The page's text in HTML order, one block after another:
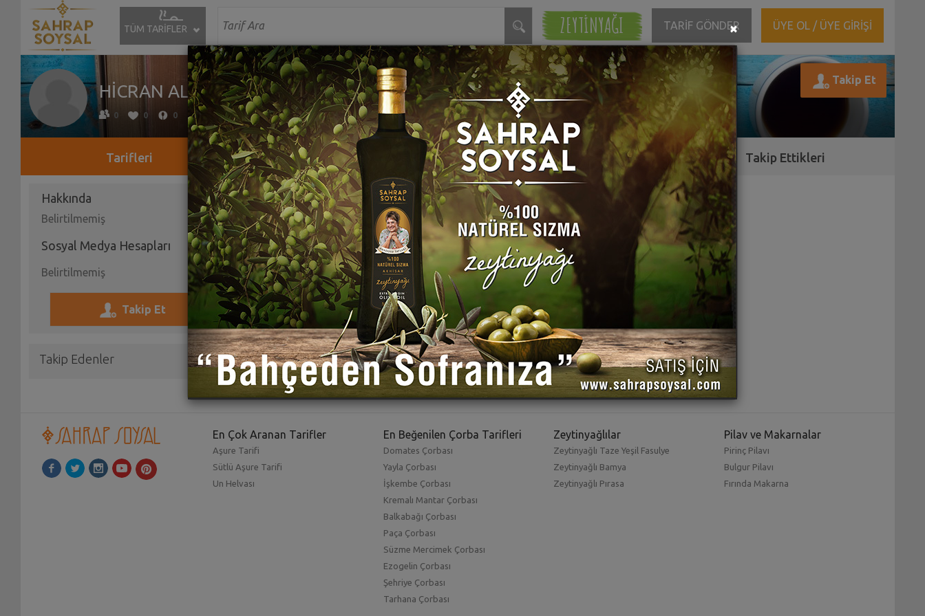
TÜM TARİFLER ZEYTİNYAĞI TARİF GÖNDER ÜYE OL / ÜYE GİRİŞİ
HİCRAN ALBAYRAKTAROĞLU
0 0 0
Tarifleri Yaptığı Tarifler Favori Tarifleri Takip Ettikleri
Paylaştığı hiç tarif yok ama olsa iyi olurdu:(
Hakkında
Belirtilmemiş
Sosyal Medya Hesapları
Belirtilmemiş
Takip Edenler
En Çok Aranan Tarifler
Aşure Tarifi
Sütlü Aşure Tarifi
Un Helvası
En Beğenilen Çorba Tarifleri
Domates Çorbası
Yayla Çorbası
İşkembe Çorbası
Kremalı Mantar Çorbası
Balkabağı Çorbası
Paça Çorbası
Süzme Mercimek Çorbası
Ezogelin Çorbası
Şehriye Çorbası
Tarhana Çorbası
Zeytinyağlılar
Zeytinyağlı Taze Yeşil Fasulye
Zeytinyağlı Bamya
Zeytinyağlı Pırasa
Pilav ve Makarnalar
Pirinç Pilavı
Bulgur Pilavı
Fırında Makarna
×Close